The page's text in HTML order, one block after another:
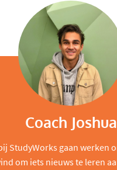
Coach Joshua
StudyWorks gaan werken
om iets nieuws te leren